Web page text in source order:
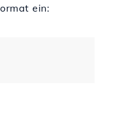
ein: